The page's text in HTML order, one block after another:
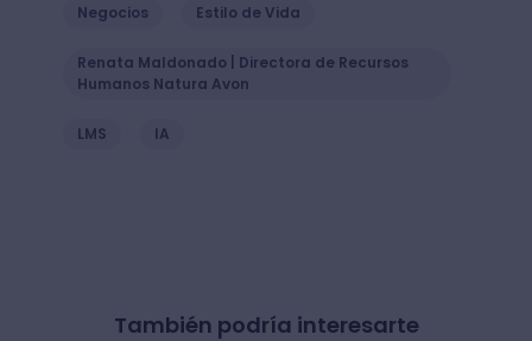
Negocios Estilo de Vida
Renata Maldonado | Directora de Recursos
Humanos Natura Avon
LMS IA
También podría interesarte